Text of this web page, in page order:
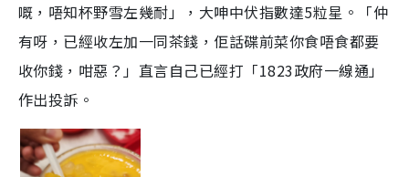
嘅，唔知杯野雪左幾耐」，大呻中伏指數達5粒星。「仲
有呀，已經收左加一同茶錢，佢話碟前菜你食唔食都要
收你錢，咁惡？」直言自己已經打「1823政府一線通」
作出投訴。